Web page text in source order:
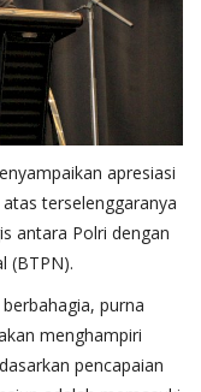
apresiasi
terselenggaranya
antara Polri dengan
(BTPN).
purna
menghampiri
pencapaian